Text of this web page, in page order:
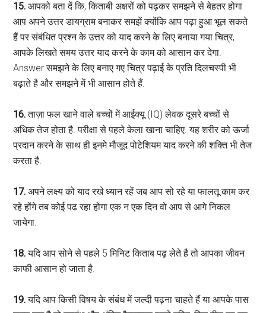
15.आपको बता दें कि, किताबी अक्षरों को पढ़कर समझने से बेहतर होगा
आप अपने उत्तर डायग्राम बनाकर समझें क्योंकि आप पढ़ा हुआ भूल सकते
हैं पर संबंधित प्रश्न के उत्तर को याद करने के लिए बनाया गया चित्र,
आपके लिखते समय उत्तर याद करने के काम को आसान कर देगा.
Answer समझने के लिए बनाए गए चित्र पढ़ाई के प्रति दिलचस्पी भी
बढ़ाते है और समझने में भी आसान होते हैं.
16.ताज़ा फल खाने वाले बच्चों में आईक्यू (IQ) लेवक दूसरे बच्चों से
अधिक तेज होता है. परीक्षा से पहले केला खाना चाहिए. यह शरीर को ऊर्जा
प्रदान करने के साथ ही इनमे मौजूद पोटेशियम याद करने की शक्ति भी तेज
करता है.
17.अपने लक्ष्य को याद रखे ध्यान रहें जब आप सो रहे या फालतू काम कर
रहे होंगे तब कोई पढ रहा होगा एक न एक दिन वो आप से आगे निकल
जायेगा.
18.यदि आप सोने से पहले 5 मिनिट किताब पढ़ लेते है तो आपका जीवन
काफी आसान हो जाता है.
19.यदि आप किसी विषय के संबंध में जल्दी पढ़ना चाहते हैं या आपके पास